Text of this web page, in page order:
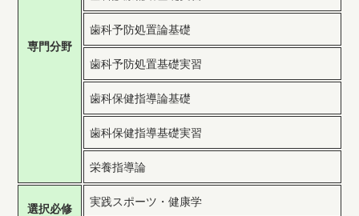
専門分野
歯科予防処置論基礎
歯科予防処置基礎実習
歯科保健指導論基礎
歯科保健指導基礎実習
栄養指導論
選択必修
実践スポーツ・健康学